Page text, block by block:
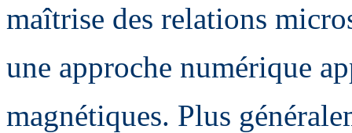
maîtrise des relations
une approche numérique
magnétiques. Plus